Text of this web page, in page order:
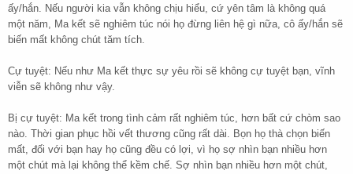
ấy/hắn. Nếu người kia vẫn không chịu hiểu, cứ yên tâm là không quá
một năm, Ma kết sẽ nghiêm túc nói họ đừng liên hệ gì nữa, cô ấy/hắn sẽ
biến mất không chút tăm tích.
Cự tuyệt: Nếu như Ma kết thực sự yêu rồi sẽ không cự tuyệt bạn, vĩnh
viễn sẽ không như vậy.
Bị cự tuyệt: Ma kết trong tình cảm rất nghiêm túc, hơn bất cứ chòm sao
nào. Thời gian phục hồi vết thương cũng rất dài. Bọn họ thà chọn biến
mất, đối với bạn hay họ cũng đều có lợi, vì họ sợ nhìn bạn nhiều hơn
một chút mà lại không thể kềm chế. Sợ nhìn bạn nhiều hơn một chút,